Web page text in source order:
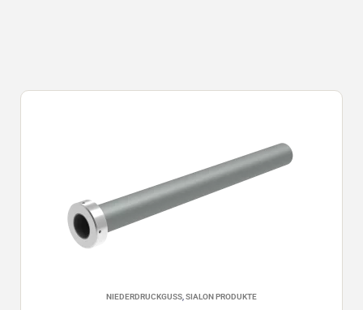
NIEDERDRUCKGUSS SIALON PRODUKTE